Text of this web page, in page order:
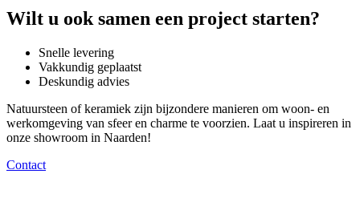
Wilt u ook samen een project starten?
Snelle levering
Vakkundig geplaatst
Deskundig advies
Natuursteen of keramiek zijn bijzondere manieren om woon- en
werkomgeving van sfeer en charme te voorzien. Laat u inspireren in
onze showroom in Naarden!
Contact